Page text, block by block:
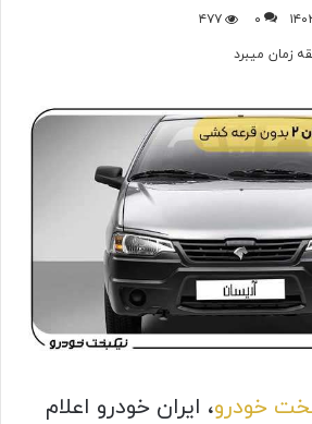
۰
۴۷۷
خودرو، ایران خودرو اعلام